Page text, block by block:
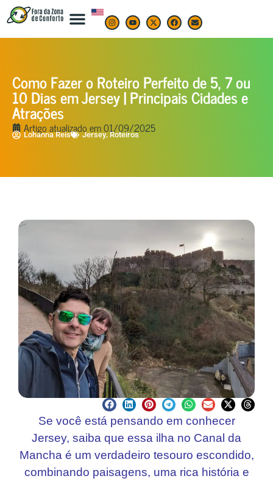
Como Fazer o Roteiro Perfeito de 5, 7 ou
10 Dias em Jersey | Principais Cidades e
Atrações
Artigo atualizado em01/09/2025
Lohanna Reis Jersey,Roteiros
Se você está pensando em conhecer
Jersey, saiba que essa ilha no Canal da
Mancha é um verdadeiro tesouro escondido,
combinando paisagens, uma rica história e